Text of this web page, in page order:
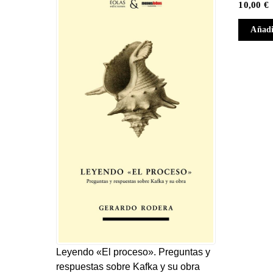
Leyendo «El proceso». Preguntas y
respuestas sobre Kafka y su obra
10,00€